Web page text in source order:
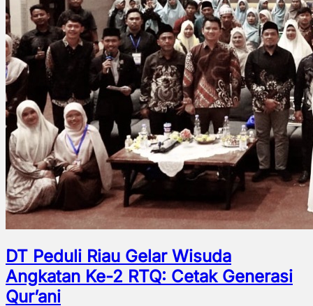
DT Peduli Riau Gelar Wisuda
Angkatan Ke-2 RTQ: Cetak Generasi
Qur’ani